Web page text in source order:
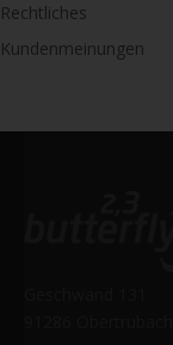
Rechtliches
Kundenmeinungen